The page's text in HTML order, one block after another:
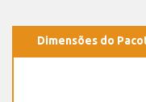
Dimensões do